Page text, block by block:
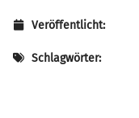
Veröffentlicht:
Schlagwörter: